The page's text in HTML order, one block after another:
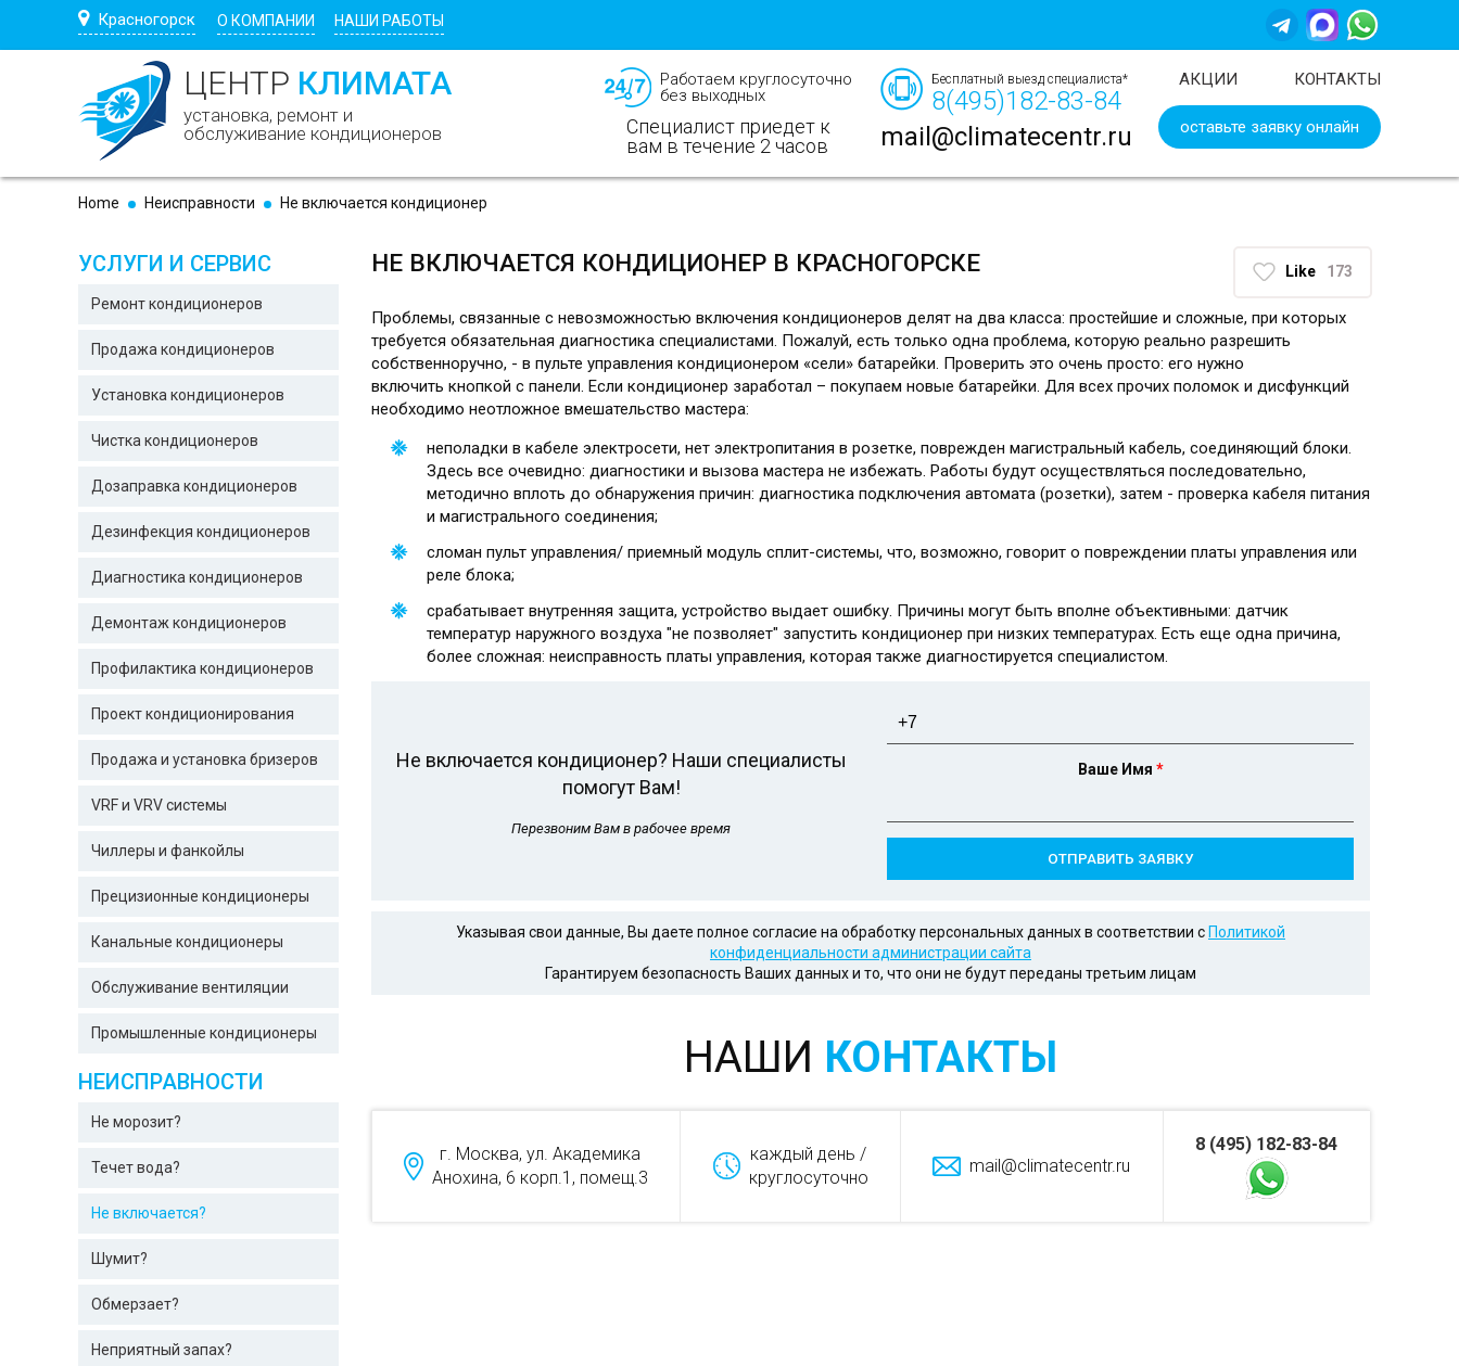
Skip to main contentКрасногорск О КОМПАНИИ НАШИ РАБОТЫ
ЦЕНТР КЛИМАТА
установка, ремонт и
обслуживание кондиционеров
АКЦИИ КОНТАКТЫ
Работаем круглосуточно
без выходных
Специалист приедет к
вам в течение 2 часов
Бесплатный выезд специалиста*
8(495)182-83-84
mail@climatecentr.ru
оставьте заявку онлайн
Home Неисправности Не включается кондиционер
УСЛУГИ И СЕРВИС
Ремонт кондиционеров
Продажа кондиционеров
Установка кондиционеров
Чистка кондиционеров
Дозаправка кондиционеров
Дезинфекция кондиционеров
Диагностика кондиционеров
Демонтаж кондиционеров
Профилактика кондиционеров
Проект кондиционирования
Продажа и установка бризеров
VRF и VRV системы
Чиллеры и фанкойлы
Прецизионные кондиционеры
Канальные кондиционеры
Обслуживание вентиляции
Промышленные кондиционеры
НЕИСПРАВНОСТИ
Не морозит?
Течет вода?
Не включается?
Шумит?
Обмерзает?
Неприятный запах?
НЕ ВКЛЮЧАЕТСЯ КОНДИЦИОНЕР В КРАСНОГОРСКЕ Like 173
Проблемы, связанные с невозможностью включения кондиционеров делят на два класса: простейшие и сложные, при которых
требуется обязательная диагностика специалистами. Пожалуй, есть только одна проблема, которую реально разрешить
собственноручно, - в пульте управления кондиционером «сели» батарейки. Проверить это очень просто: его нужно
включить кнопкой с панели. Если кондиционер заработал – покупаем новые батарейки. Для всех прочих поломок и дисфункций
необходимо неотложное вмешательство мастера:
неполадки в кабеле электросети, нет электропитания в розетке, поврежден магистральный кабель, соединяющий блоки.
Здесь все очевидно: диагностики и вызова мастера не избежать. Работы будут осуществляться последовательно,
методично вплоть до обнаружения причин: диагностика подключения автомата (розетки), затем - проверка кабеля питания
и магистрального соединения;
сломан пульт управления/ приемный модуль сплит-системы, что, возможно, говорит о повреждении платы управления или
реле блока;
срабатывает внутренняя защита, устройство выдает ошибку. Причины могут быть вполне объективными: датчик
температур наружного воздуха "не позволяет" запустить кондиционер при низких температурах. Есть еще одна причина,
более сложная: неисправность платы управления, которая также диагностируется специалистом.
Не включается кондиционер? Наши специалисты
помогут Вам!
Перезвоним Вам в рабочее время
Телефон
Ваше Имя *
Указывая свои данные, Вы даете полное согласие на обработку персональных данных в соответствии с Политикой
конфиденциальности администрации сайта
Гарантируем безопасность Ваших данных и то, что они не будут переданы третьим лицам
НАШИ КОНТАКТЫ
г. Москва, ул. Академика
Анохина, 6 корп.1, помещ.3
каждый день /
круглосуточно
mail@climatecentr.ru
8 (495) 182-83-84